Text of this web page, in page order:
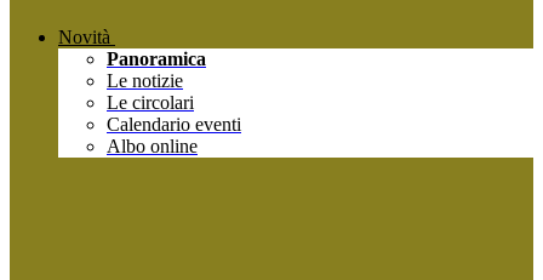
Novità
Panoramica
Le notizie
Le circolari
Calendario eventi
Albo online